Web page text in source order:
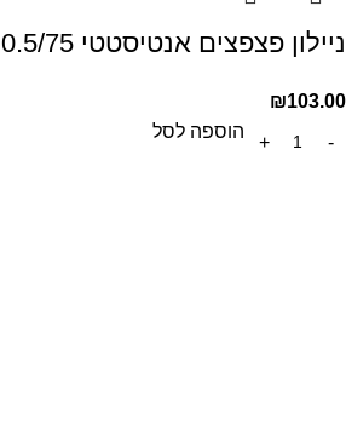
ניילון פצפצים אנטיסטטי 0.5/75
₪103.00
הוספה לסל